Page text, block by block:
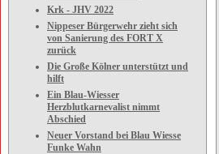
Krk - JHV 2022
Nippeser Bürgerwehr zieht sich
von Sanierung des FORT X
zurück
Die Große Kölner unterstützt und
hilft
Ein Blau-Wiesser
Herzblutkarnevalist nimmt
Abschied
Neuer Vorstand bei Blau Wiesse
Funke Wahn